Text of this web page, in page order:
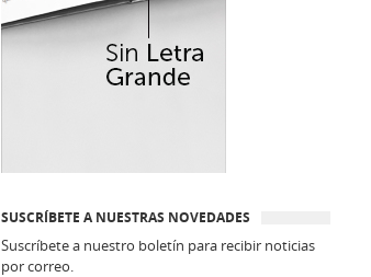
SUSCRÍBETE A NUESTRAS NOVEDADES
Suscríbete a nuestro boletín para recibir noticias
por correo.